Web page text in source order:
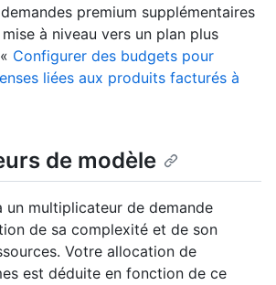
premium supplémentaires
à niveau vers un plan plus
Configurer des budgets pour
liées aux produits facturés à
de modèle
un multiplicateur de demande
de sa complexité et de son
Votre allocation de
est déduite en fonction de ce